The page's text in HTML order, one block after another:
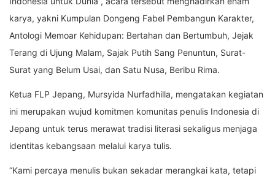
karya, yakni Kumpulan Dongeng Fabel Pembangun Karakter,
Antologi Memoar Kehidupan: Bertahan dan Bertumbuh, Jejak
Terang di Ujung Malam, Sajak Putih Sang Penuntun, Surat-
Surat yang Belum Usai, dan Satu Nusa, Beribu Rima.
Ketua FLP Jepang, Mursyida Nurfadhilla, mengatakan kegiatan
ini merupakan wujud komitmen komunitas penulis Indonesia di
Jepang untuk terus merawat tradisi literasi sekaligus menjaga
identitas kebangsaan melalui karya tulis.
“Kami percaya menulis bukan sekadar merangkai kata, tetapi